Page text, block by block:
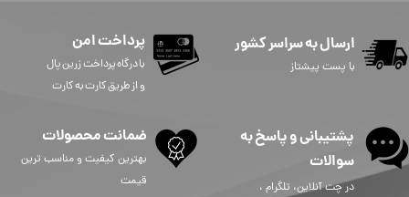
ارسال به سراسر کشور
با پست پیشتاز
پرداخت امن
​​​​​با درگاه پرداخت زرین پال
و از طریق کارت به کارت
پشتیبانی و پاسخ به
سوالات
در چت آنلاین، تلگرام ،
ضمانت محصولات
بهترین کیفیت و مناسب ترین
قیمت